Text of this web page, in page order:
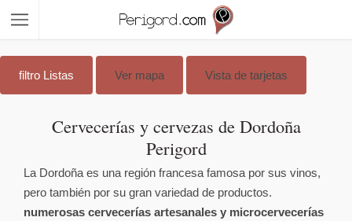
filtro Listas Ver mapa Vista de tarjetas
Cervecerías y cervezas de Dordoña
Perigord
La Dordoña es una región francesa famosa por sus vinos,
pero también por su gran variedad de productos.
numerosas cervecerías artesanales y microcervecerías